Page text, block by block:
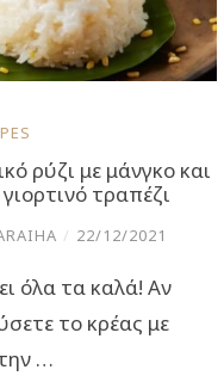
ρύζι με μάνγκο και
τραπέζι
/ 22/12/2021
όλα τα καλά! Αν
το κρέας με
…